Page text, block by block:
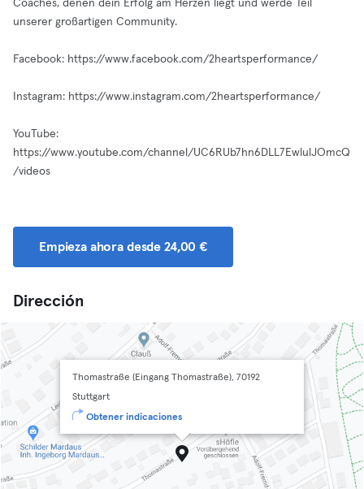
Coaches, denen dein Erfolg am Herzen liegt und werde Teil
unserer großartigen Community.
Facebook: https://www.facebook.com/2heartsperformance/
Instagram: https://www.instagram.com/2heartsperformance/
YouTube:
https://www.youtube.com/channel/UC6RUb7hn6DLL7EwlulJOmcQ
/videos
Empieza ahora desde 24,00 €
Dirección
Thomastraße (Eingang Thomastraße), 70192
Stuttgart
Obtener indicaciones